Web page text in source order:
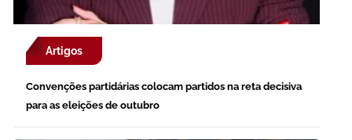
Artigos
Convenções partidárias colocam partidos na reta decisiva
para as eleições de outubro